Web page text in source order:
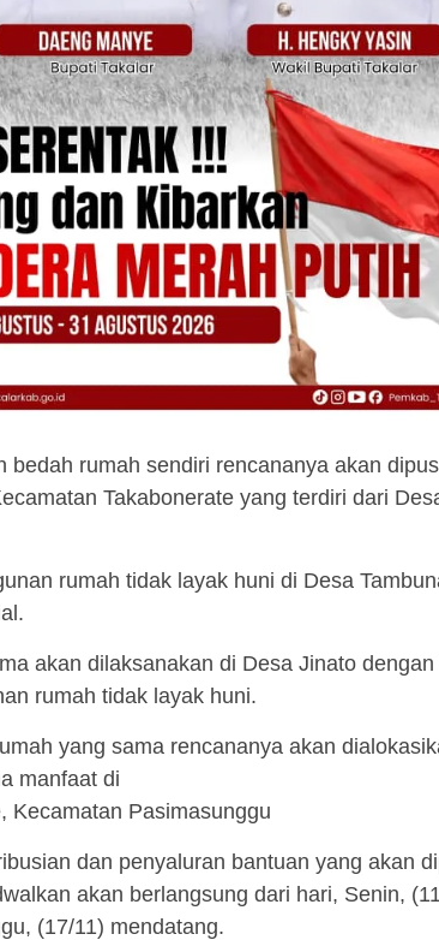
bedah rumah sendiri rencananya akan
Takabonerate yang terdiri dari
rumah tidak layak huni di Desa
akan dilaksanakan di Desa Jinato
rumah tidak layak huni.
yang sama rencananya akan
manfaat di
Kecamatan Pasimasunggu
dan penyaluran bantuan yang akan
akan berlangsung dari hari, Senin,
(17/11) mendatang.